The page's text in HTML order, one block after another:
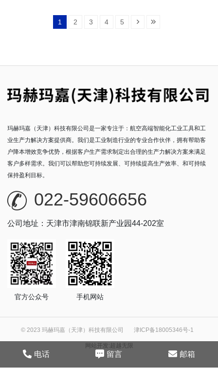
1 2 3 4 5
玛赫玛嘉（天津）科技有限公司是一家专注于：航空高端智能化工业工具和工
业生产力解决方案提供商。我们是工业制造行业的专业合作伙伴，拥有帮助客
户降本增效竞争优势，根据客户生产需求制定出合理的生产力解决方案来满足
客户多样需求。我们可以帮助您可持续发展、可持续提高生产效率、和可持续
保持盈利目标。
022-59606656
公司地址：天津市津南锦联新产业园44-202室
官方公众号 手机网站
© 2023 玛赫玛嘉（天津）科技有限公司 津ICP备18005346号-1
网站开发 :超越无限
电话 留言 邮箱